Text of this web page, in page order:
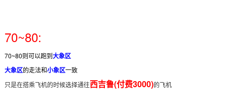
70~80:
70~80则可以跑到大象区
大象区的走法和小象区一致
只是在搭乘飞机的时候选择通往西吉鲁(付费3000)的飞机